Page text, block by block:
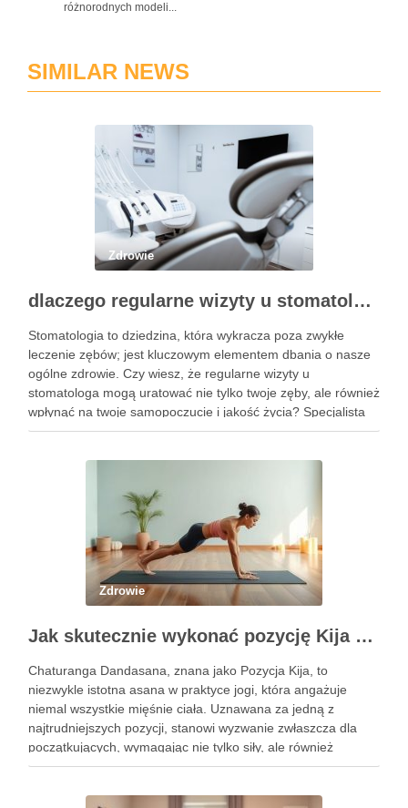
różnorodnych modeli...
SIMILAR NEWS
Zdrowie
dlaczego regularne wizyty u stomatologa są kluczowe dla zdrowia jamy ustnej?
Stomatologia to dziedzina, która wykracza poza zwykłe
leczenie zębów; jest kluczowym elementem dbania o nasze
ogólne zdrowie. Czy wiesz, że regularne wizyty u
stomatologa mogą uratować nie tylko twoje zęby, ale również
wpłynąć na twoje samopoczucie i jakość życia? Specjalista
ten zajmuje się diagnostyką i profilaktyką chorób jamy ustnej,
Zdrowie
Jak skutecznie wykonać pozycję Kija w jodze? Przewodnik krok po kroku
Chaturanga Dandasana, znana jako Pozycja Kija, to
niezwykle istotna asana w praktyce jogi, która angażuje
niemal wszystkie mięśnie ciała. Uznawana za jedną z
najtrudniejszych pozycji, stanowi wyzwanie zwłaszcza dla
początkujących, wymagając nie tylko siły, ale również
precyzyjnego ustawienia ciała. Właściwe wykonanie tej